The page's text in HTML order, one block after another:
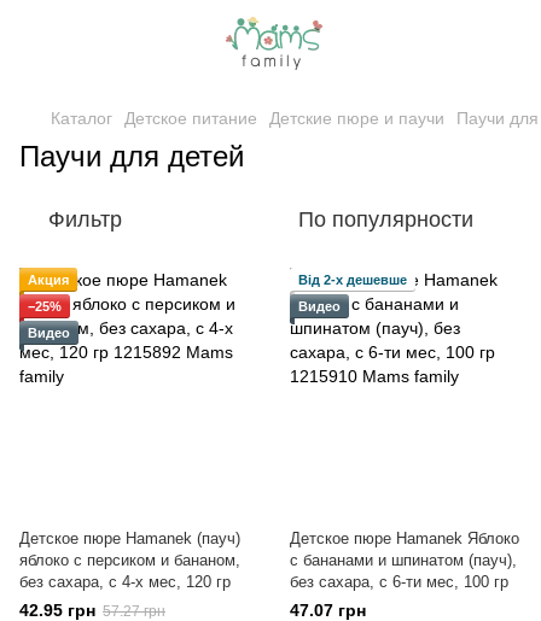
Каталог Детское питание Детские пюре и паучи Паучи
Паучи для детей
Фильтр По популярности
Акция
−25%
Видео
Детское пюре Hamanek (пауч)
яблоко с персиком и бананом,
без сахара, с 4-х мес, 120 гр
42.95 грн 57.27 грн
Від 2-х дешевше
Видео
Детское пюре Hamanek Яблоко
с бананами и шпинатом (пауч),
без сахара, с 6-ти мес, 100 гр
47.07 грн